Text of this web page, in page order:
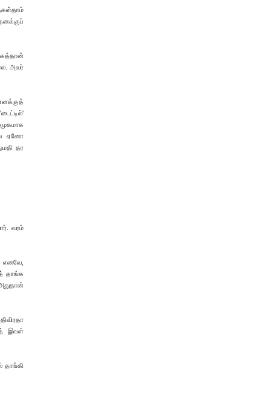
அவர்
ஏனோ
தர
வரம்
எனவே,
தாங்க
இவள்
தாங்கி